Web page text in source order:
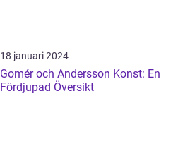
18 januari 2024
Gomér och Andersson Konst: En
Fördjupad Översikt